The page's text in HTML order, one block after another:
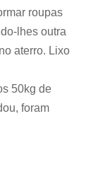
roupas
lhes outra
aterro. Lixo
50kg de
foram